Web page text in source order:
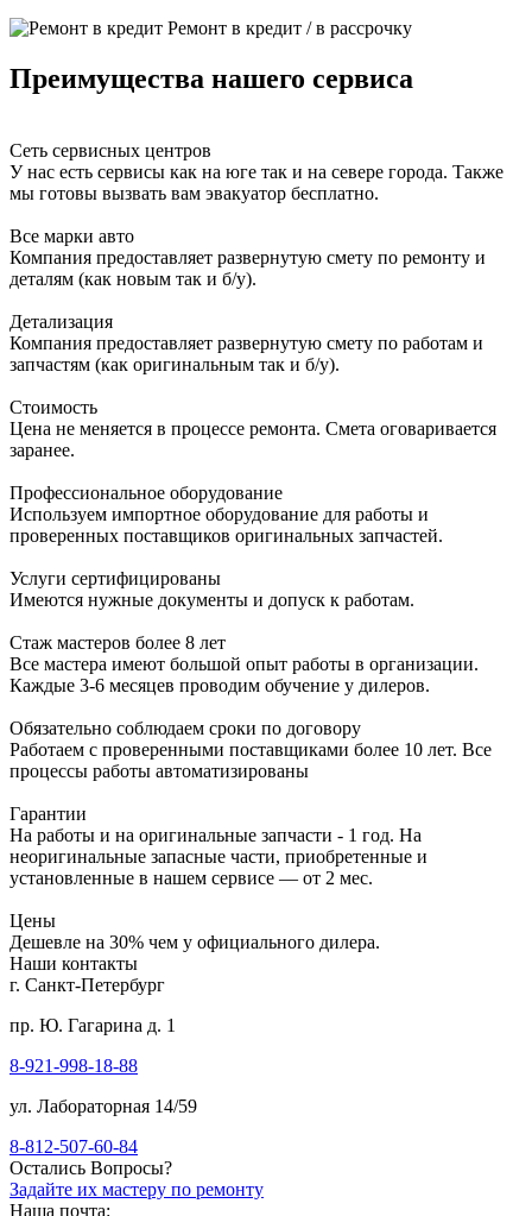
Ремонт в кредит / в рассрочку
Преимущества нашего сервиса
Сеть сервисных центров
У нас есть сервисы как на юге так и на севере города. Также
мы готовы вызвать вам эвакуатор бесплатно.
Все марки авто
Компания предоставляет развернутую смету по ремонту и
деталям (как новым так и б/у).
Детализация
Компания предоставляет развернутую смету по работам и
запчастям (как оригинальным так и б/у).
Стоимость
Цена не меняется в процессе ремонта. Смета оговаривается
заранее.
Профессиональное оборудование
Используем импортное оборудование для работы и
проверенных поставщиков оригинальных запчастей.
Услуги сертифицированы
Имеются нужные документы и допуск к работам.
Стаж мастеров более 8 лет
Все мастера имеют большой опыт работы в организации.
Каждые 3-6 месяцев проводим обучение у дилеров.
Обязательно соблюдаем сроки по договору
Работаем с проверенными поставщиками более 10 лет. Все
процессы работы автоматизированы
Гарантии
На работы и на оригинальные запчасти - 1 год. На
неоригинальные запасные части, приобретенные и
установленные в нашем сервисе — от 2 мес.
Цены
Дешевле на 30% чем у официального дилера.
Наши контакты
г. Санкт-Петербург
пр. Ю. Гагарина д. 1
8-921-998-18-88
ул. Лабораторная 14/59
8-812-507-60-84
Остались Вопросы?
Задайте их мастеру по ремонту
Наша почта: